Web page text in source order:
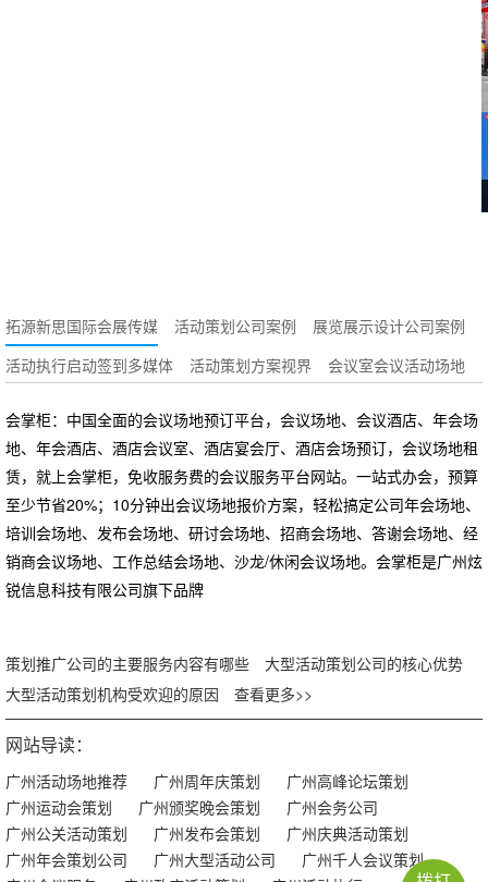
拓源新思国际会展传媒 活动策划公司案例
展览展示设计公司案例
活动执行启动签到多媒体
活动策划方案视界 会议室会议活动场地
会掌柜：中国全面的会议场地预订平台，会议场地、会议酒店、年会场
地、年会酒店、酒店会议室、酒店宴会厅、酒店会场预订，会议场地租
赁，就上会掌柜，免收服务费的会议服务平台网站。一站式办会，预算
至少节省20%；10分钟出会议场地报价方案，轻松搞定公司年会场地、
培训会场地、发布会场地、研讨会场地、招商会场地、答谢会场地、经
销商会议场地、工作总结会场地、沙龙/休闲会议场地。会掌柜是广州炫
锐信息科技有限公司旗下品牌
策划推广公司的主要服务内容有哪些
大型活动策划公司的核心优势
大型活动策划机构受欢迎的原因
查看更多>>
网站导读：
广州活动场地推荐 广州周年庆策划
广州高峰论坛策划
广州运动会策划
广州颁奖晚会策划
广州会务公司
广州公关活动策划
广州发布会策划
广州庆典活动策划
广州年会策划公司
广州大型活动公司
广州千人会议策划